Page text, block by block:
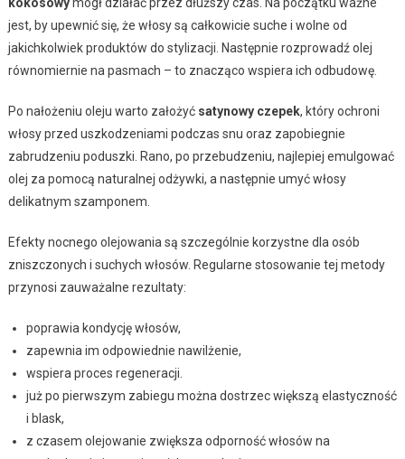
jest, by upewnić się, że włosy są całkowicie suche i wolne od
jakichkolwiek produktów do stylizacji. Następnie rozprowadź olej
równomiernie na pasmach – to znacząco wspiera ich odbudowę.
Po nałożeniu oleju warto założyć satynowy czepek, który ochroni
włosy przed uszkodzeniami podczas snu oraz zapobiegnie
zabrudzeniu poduszki. Rano, po przebudzeniu, najlepiej emulgować
olej za pomocą naturalnej odżywki, a następnie umyć włosy
delikatnym szamponem.
Efekty nocnego olejowania są szczególnie korzystne dla osób
zniszczonych i suchych włosów. Regularne stosowanie tej metody
przynosi zauważalne rezultaty:
poprawia kondycję włosów,
zapewnia im odpowiednie nawilżenie,
wspiera proces regeneracji.
już po pierwszym zabiegu można dostrzec większą elastyczność
i blask,
z czasem olejowanie zwiększa odporność włosów na